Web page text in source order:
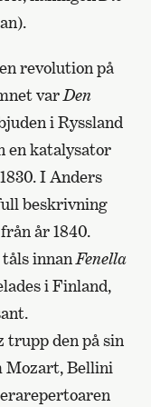
revolution på
var Den
i Ryssland
en katalysator
I Anders
beskrivning
år 1840.
innan Fenella
i Finland,
trupp den på sin
Mozart, Bellini